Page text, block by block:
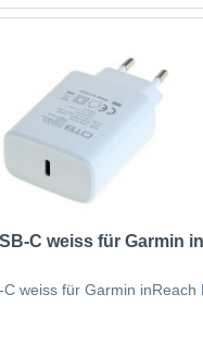
C weiss für Garmin
weiss für Garmin inReach